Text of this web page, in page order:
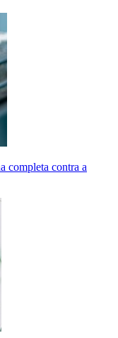
completa contra a